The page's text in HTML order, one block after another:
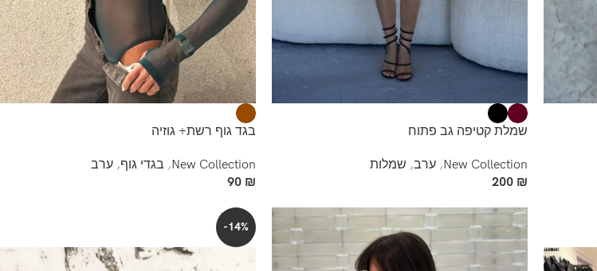
שמלת קטיפה גב פתוח
New Collection
, ערב, שמלות
200 ₪
בגד גוף רשת+ גוזיה
New Collection
, בגדי גוף, ערב
90 ₪
-14%